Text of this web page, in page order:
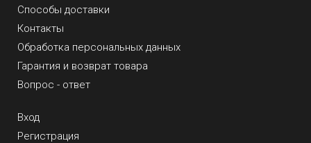
Способы доставки
Контакты
Обработка персональных данных
Гарантия и возврат товара
Вопрос - ответ
Вход
Регистрация